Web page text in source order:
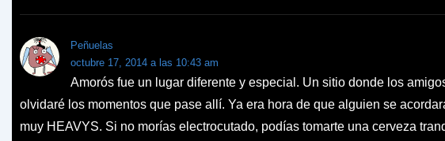
Peñuelas
octubre 17, 2014 a las 10:43 am
Amorós fue un lugar diferente y especial. Un sitio donde los
olvidaré los momentos que pase allí. Ya era hora de que alguien se
muy HEAVYS. Si no morías electrocutado, podías tomarte una cerveza